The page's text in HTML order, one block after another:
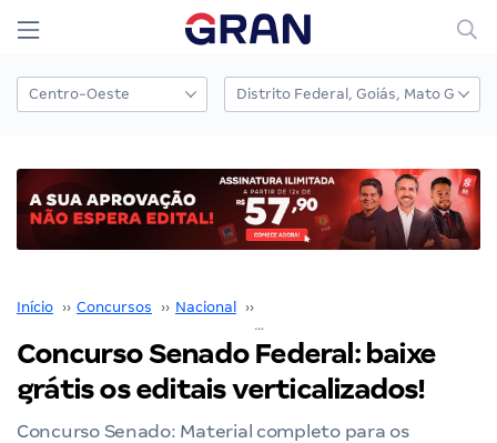
Início ›› Concursos ›› Nacional ››
Concurso Senado Federal: baixe
grátis os editais verticalizados!
Concurso Senado: Material completo para os